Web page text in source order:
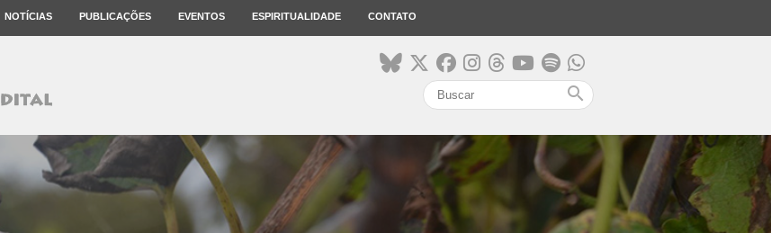
NOTÍCIAS PUBLICAÇÕES EVENTOS ESPIRITUALIDADE CONTATO
search